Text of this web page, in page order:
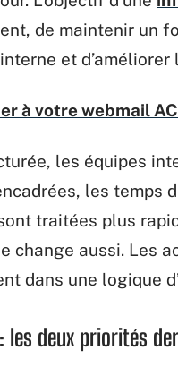
de maintenir un
et d’améliorer
à votre webmail
les équipes
les temps
traitées plus
change aussi. Les
dans une logique
deux priorités